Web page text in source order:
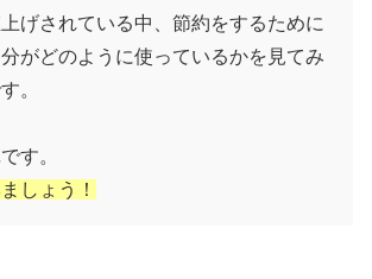
げされている中、節約をするために
がどのように使っているかを見てみ
。
す。
しょう！